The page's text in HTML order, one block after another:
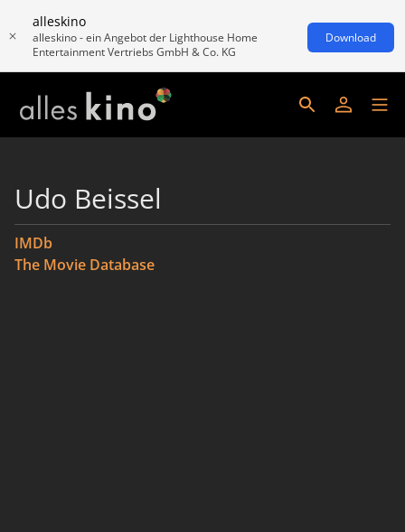
alleskino
alleskino - ein Angebot der Lighthouse Home
Entertainment Vertriebs GmbH & Co. KG
Download
Udo Beissel
IMDb
The Movie Database